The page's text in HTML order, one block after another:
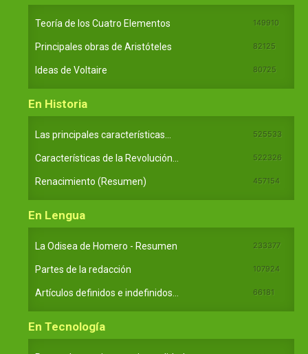
Teoría de los Cuatro Elementos 149910
Principales obras de Aristóteles 82125
Ideas de Voltaire 80725
En Historia
Las principales características... 525533
Características de la Revolución... 522326
Renacimiento (Resumen) 457154
En Lengua
La Odisea de Homero - Resumen 233377
Partes de la redacción 107924
Artículos definidos e indefinidos... 66181
En Tecnología